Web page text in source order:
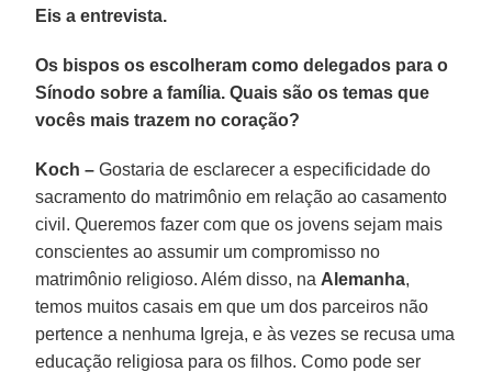
Eis a entrevista.
Os bispos os escolheram como delegados para o
Sínodo sobre a família. Quais são os temas que
vocês mais trazem no coração?
Koch – Gostaria de esclarecer a especificidade do
sacramento do matrimônio em relação ao casamento
civil. Queremos fazer com que os jovens sejam mais
conscientes ao assumir um compromisso no
matrimônio religioso. Além disso, na Alemanha,
temos muitos casais em que um dos parceiros não
pertence a nenhuma Igreja, e às vezes se recusa uma
educação religiosa para os filhos. Como pode ser